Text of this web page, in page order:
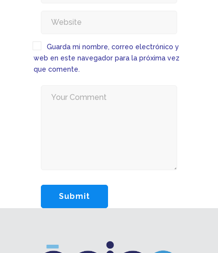
Guarda mi nombre, correo electrónico y
web en este navegador para la próxima vez
que comente.